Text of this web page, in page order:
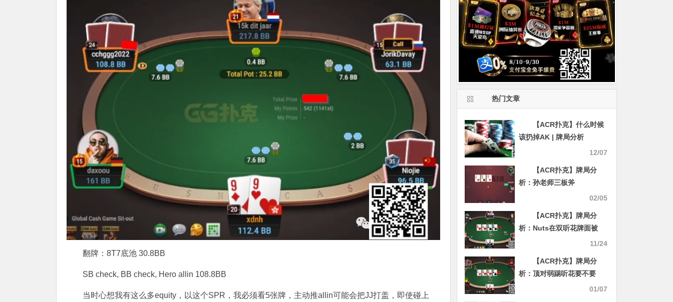
翻牌：8T7底池 30.8BB
SB check, BB check, Hero allin 108.8BB
当时心想我有这么多equity，以这个SPR，我必须看5张牌，主动推allin可能会把JJ打盖，即使碰上
热门文章
【ACR扑克】什么时候
该扔掉AK | 牌局分析
12/07
【ACR扑克】牌局分
析：孙老师三板斧
02/05
【ACR扑克】牌局分
析：Nuts在双听花牌面被
11/24
【ACR扑克】牌局分
析：顶对弱踢听花要不要
01/07